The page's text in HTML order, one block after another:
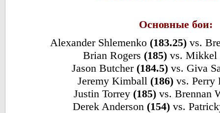
Основные бои:
Alexander Shlemenko (183.25) vs.
Brian Rogers (185) vs. Mikkel
Jason Butcher (184.5)vs. Giva
Jeremy Kimball (186) vs.
Justin Torrey (185)vs. Brennan
Derek Anderson (154) vs.